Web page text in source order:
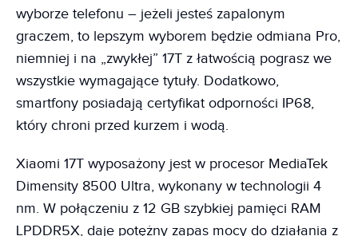
wyborze telefonu – jeżeli jesteś zapalonym
graczem, to lepszym wyborem będzie odmiana Pro,
niemniej i na „zwykłej” 17T z łatwością pograsz we
wszystkie wymagające tytuły. Dodatkowo,
smartfony posiadają certyfikat odporności IP68,
który chroni przed kurzem i wodą.
Xiaomi 17T wyposażony jest w procesor MediaTek
Dimensity 8500 Ultra, wykonany w technologii 4
nm. W połączeniu z 12 GB szybkiej pamięci RAM
LPDDR5X, daje potężny zapas mocy do działania z